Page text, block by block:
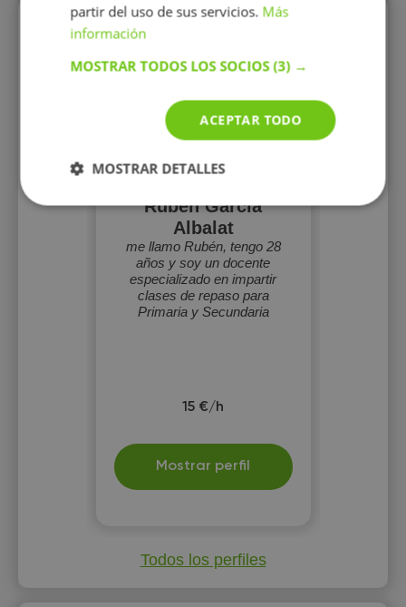
Perfiles vistos
Ruben García
Albalat
me llamo Rubén, tengo 28
años y soy un docente
especializado en impartir
clases de repaso para
Primaria y Secundaria
15 €/h
Mostrar perfil
Todos los perfiles
partir del uso de sus servicios. Más
información
MOSTRAR TODOS LOS SOCIOS(3) →
ACEPTAR TODO
MOSTRAR DETALLES